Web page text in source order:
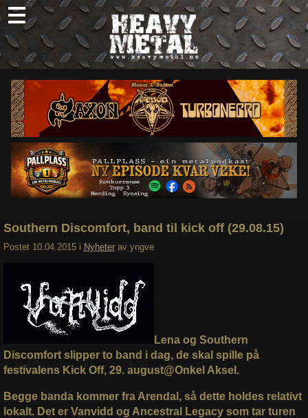
Skip
to
content
Nyheter
Omtaler
Intervjuer
Om oss
Abonner
Søk
Southern Discomfort, band til kick off (29.08.15)
Postet 10.04.2015 i Nyheter av yngve
Lena og Southern
Discomfort slipper to band i dag, de skal spille på
festivalens Kick Off, 29. august@Onkel Aksel.
Begge banda kommer fra Arendal, så dette holdes relativt
lokalt. Det er Vanvidd og Ancestral Legacy som tar turen